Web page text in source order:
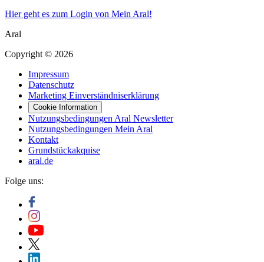
Hier geht es zum Login von Mein Aral!
Aral
Copyright © 2026
Impressum
Datenschutz
Marketing Einverständniserklärung
Cookie Information
Nutzungsbedingungen Aral Newsletter
Nutzungsbedingungen Mein Aral
Kontakt
Grundstückakquise
aral.de
Folge uns: